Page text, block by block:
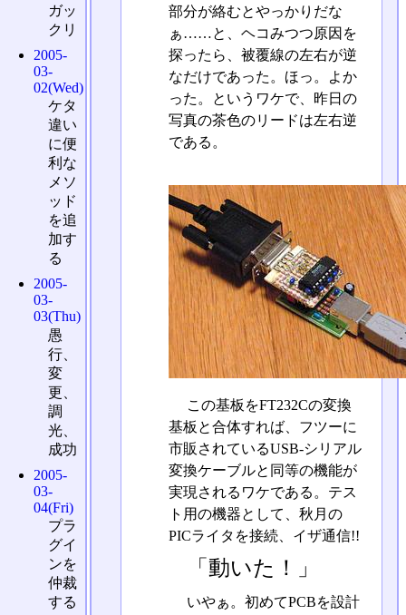
部分が絡むとやっかりだな
ぁ……と、ヘコみつつ原因を
探ったら、被覆線の左右が逆
なだけであった。ほっ。よか
った。というワケで、昨日の
写真の茶色のリードは左右逆
である。
この基板をFT232Cの変換
基板と合体すれば、フツーに
市販されているUSB-シリアル
変換ケーブルと同等の機能が
実現されるワケである。テス
ト用の機器として、秋月の
PICライタを接続、イザ通信!!
「動いた！」
いやぁ。初めてPCBを設計
ガッ
クリ
2005-
03-
02(Wed)
ケタ
違い
に便
利な
メソ
ッド
を追
加す
る
2005-
03-
03(Thu)
愚
行、
変
更、
調
光、
成功
2005-
03-
04(Fri)
プラ
グイ
ンを
仲裁
する